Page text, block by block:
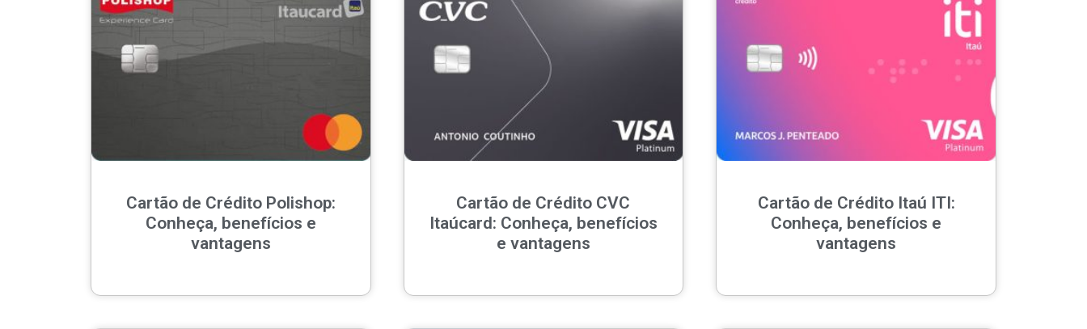
Cartão de Crédito Polishop:
Conheça, benefícios e
vantagens
Cartão de Crédito CVC
Itaúcard: Conheça, benefícios
e vantagens
Cartão de Crédito Itaú ITI:
Conheça, benefícios e
vantagens